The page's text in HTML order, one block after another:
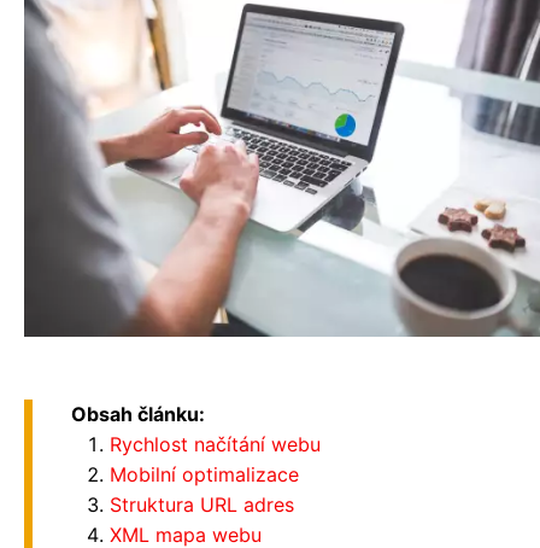
Obsah článku:
Rychlost načítání webu
Mobilní optimalizace
Struktura URL adres
XML mapa webu